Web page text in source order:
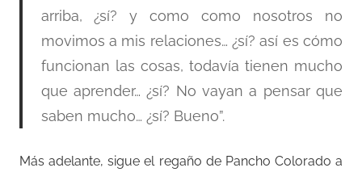
arriba, ¿sí? y como como nosotros no
movimos a mis relaciones… ¿sí? así es cómo
funcionan las cosas, todavía tienen mucho
que aprender… ¿sí? No vayan a pensar que
saben mucho… ¿sí? Bueno”.
Más adelante, sigue el regaño de Pancho Colorado a